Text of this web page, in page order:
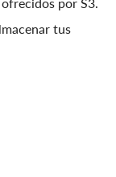
tus